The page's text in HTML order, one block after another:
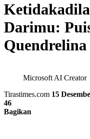
Darimu:
Quendrelina
Microsoft AI Creator
Tirastimes.com 15
46
Bagikan